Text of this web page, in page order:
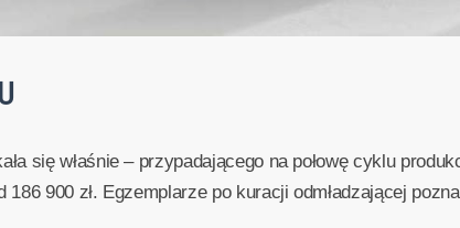
się właśnie – przypadającego na połowę cyklu
900 zł. Egzemplarze po kuracji odmładzającej